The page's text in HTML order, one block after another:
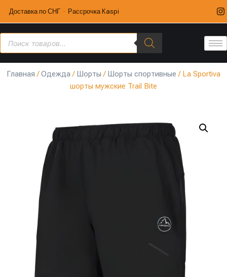
Доставка по СНГ · Рассрочка Kaspi
Главная /Одежда/ Шорты / Шорты спортивные / La Sportiva
шорты мужские Trail Bite